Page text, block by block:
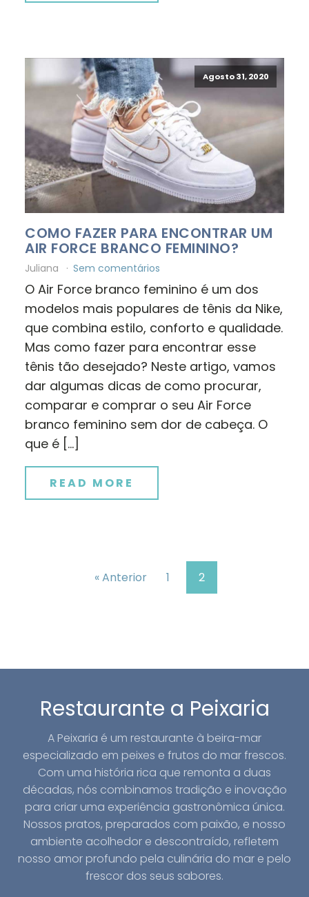
Agosto 31, 2020
COMO FAZER PARA ENCONTRAR UM
AIR FORCE BRANCO FEMININO?
Juliana Sem comentários
O Air Force branco feminino é um dos
modelos mais populares de tênis da Nike,
que combina estilo, conforto e qualidade.
Mas como fazer para encontrar esse
tênis tão desejado? Neste artigo, vamos
dar algumas dicas de como procurar,
comparar e comprar o seu Air Force
branco feminino sem dor de cabeça. O
que é […]
READ MORE
« Anterior 1 2
Restaurante a Peixaria
A Peixaria é um restaurante à beira-mar
especializado em peixes e frutos do mar frescos.
Com uma história rica que remonta a duas
décadas, nós combinamos tradição e inovação
para criar uma experiência gastronômica única.
Nossos pratos, preparados com paixão, e nosso
ambiente acolhedor e descontraído, refletem
nosso amor profundo pela culinária do mar e pelo
frescor dos seus sabores.